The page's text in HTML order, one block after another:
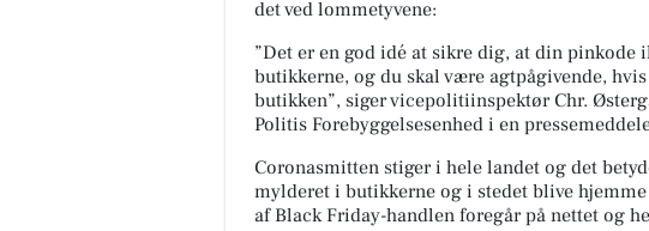
det ved lommetyvene:
”Det er en god idé at sikre dig, at din
butikkerne, og du skal være agtpågivende,
butikken”, siger vicepolitiinspektør Chr.
Politis Forebyggelsesenhed i en
Coronasmitten stiger i hele landet og det
mylderet i butikkerne og i stedet blive
af Black Friday-handlen foregår på nettet og